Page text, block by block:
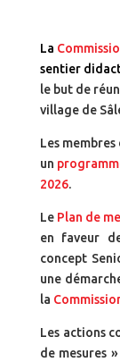
La
sentier
le but de
village de
Les
un
2026.
Le Plan de
en faveur
concept
une
la
Les actions
de mesures